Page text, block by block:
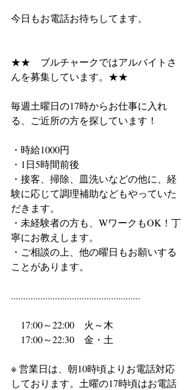
今日もお電話お待ちしてます。
★★　ブルチャークではアルバイトさ
んを募集しています。★★
毎週土曜日の17時からお仕事に入れ
る、ご近所の方を探しています！
・時給1000円
・1日5時間前後
・接客、掃除、皿洗いなどの他に、経
験に応じて調理補助などもやっていた
だきます。
・未経験者の方も、WワークもOK！丁
寧にお教えします。
・ご相談の上、他の曜日もお願いする
ことがあります。
.....................................................
17:00～22:00　火～木
17:00～22:30　金・土
※ 営業日は、朝10時頃よりお電話対応
しております。土曜の17時頃はお電話